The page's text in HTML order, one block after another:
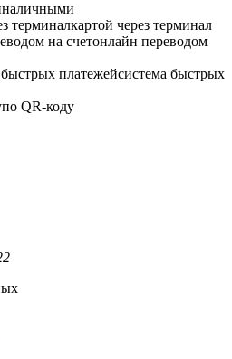
наличными
картой через терминал
онлайн переводом
система быстрых
по QR-коду